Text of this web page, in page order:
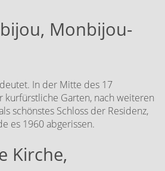
Monbijou-
In der Mitte des 17
kurfürstliche Garten, nach weiteren
schönstes Schloss der Residenz,
es 1960 abgerissen.
Kirche,